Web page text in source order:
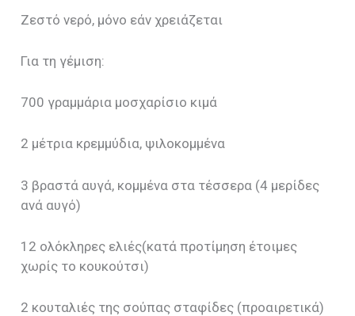
Ζεστό νερό, μόνο εάν χρειάζεται
Για τη γέμιση:
700 γραμμάρια μοσχαρίσιο κιμά
2 μέτρια κρεμμύδια, ψιλοκομμένα
3 βραστά αυγά, κομμένα στα τέσσερα (4 μερίδες
ανά αυγό)
12 ολόκληρες ελιές(κατά προτίμηση έτοιμες
χωρίς το κουκούτσι)
2 κουταλιές της σούπας σταφίδες (προαιρετικά)